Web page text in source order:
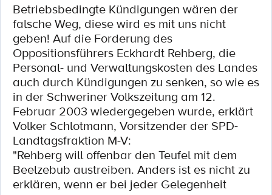
Betriebsbedingte Kündigungen wären der
falsche Weg, diese wird es mit uns nicht
geben! Auf die Forderung des
Oppositionsführers Eckhardt Rehberg, die
Personal- und Verwaltungskosten des Landes
auch durch Kündigungen zu senken, so wie es
in der Schweriner Volkszeitung am 12.
Februar 2003 wiedergegeben wurde, erklärt
Volker Schlotmann, Vorsitzender der SPD-
Landtagsfraktion M-V:
"Rehberg will offenbar den Teufel mit dem
Beelzebub austreiben. Anders ist es nicht zu
erklären, wenn er bei jeder Gelegenheit